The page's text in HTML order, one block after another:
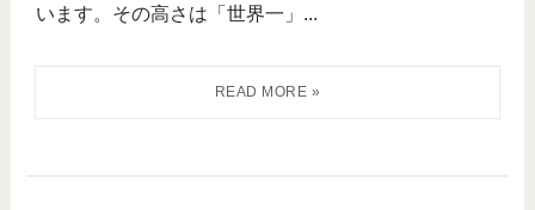
います。その高さは「世界一」...